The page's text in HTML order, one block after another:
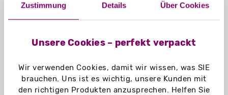
Zustimmung Details Über Cookies
Unsere Cookies – perfekt verpackt
Wir verwenden Cookies, damit wir wissen, was SIE
brauchen. Uns ist es wichtig, unsere Kunden mit
den richtigen Produkten anzusprechen. Helfen Sie
Einsatzbereich:
Schüttgut, Give-aways oder andere